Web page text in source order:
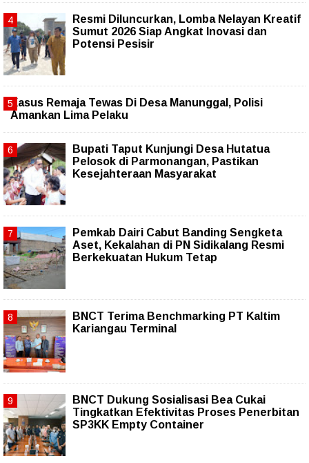
Resmi Diluncurkan, Lomba Nelayan Kreatif
Sumut 2026 Siap Angkat Inovasi dan
Potensi Pesisir
Kasus Remaja Tewas Di Desa Manunggal, Polisi
Amankan Lima Pelaku
Bupati Taput Kunjungi Desa Hutatua
Pelosok di Parmonangan, Pastikan
Kesejahteraan Masyarakat
Pemkab Dairi Cabut Banding Sengketa
Aset, Kekalahan di PN Sidikalang Resmi
Berkekuatan Hukum Tetap
BNCT Terima Benchmarking PT Kaltim
Kariangau Terminal
BNCT Dukung Sosialisasi Bea Cukai
Tingkatkan Efektivitas Proses Penerbitan
SP3KK Empty Container